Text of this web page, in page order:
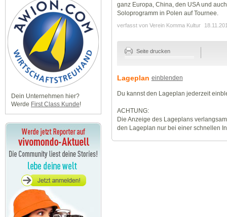
Dein Unternehmen hier?
Werde First Class Kunde!
ganz Europa, China, den USA und
Soloprogramm in Polen auf Tournee.
verfasst von Verein Komma Kultur
Seite drucken
Lageplan einblenden
Du kannst den Lageplan jederzeit
ACHTUNG:
Die Anzeige des Lageplans
den Lageplan nur bei einer schnellen